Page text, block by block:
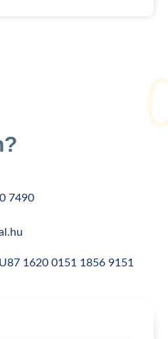
7490
1620 0151 1856 9151